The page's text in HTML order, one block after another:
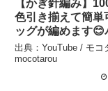
【かぎ針編み】
色引き揃えて簡単
ッグが編めます😊
編み方 #shorts –
ウmocotarou
出典：YouTube / モコ
mocotarou